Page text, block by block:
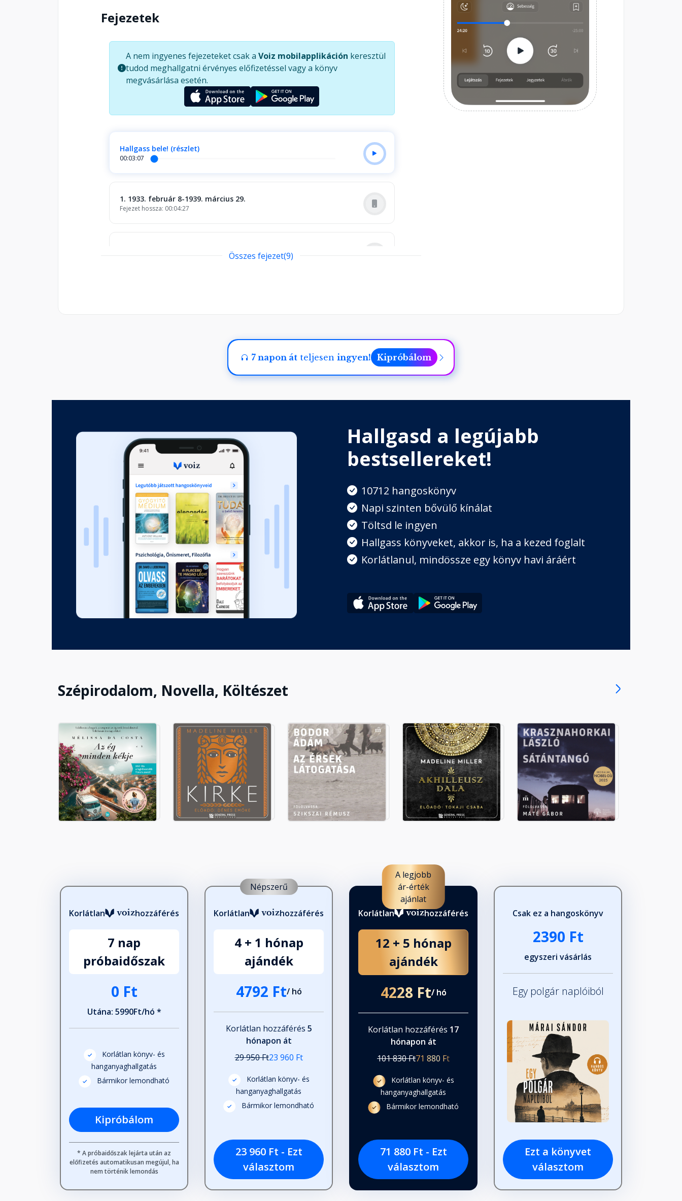
Fejezetek
A nem ingyenes fejezeteket csak a Voiz mobilapplikáción keresztül
tudod meghallgatni érvényes előfizetéssel vagy a könyv
megvásárlása esetén.
Hallgass bele! (részlet)
00:03:07
1. 1933. február 8-1939. március 29.
Fejezet hossza: 00:04:27
2. 1940. április 11-1944. december 26.
4. 1948. február 19-1948. augusztus 24.
5. 1948. november 1-1952. április 26.
6. 1956. február 25-1956. december 24.
Fejezet hossza: 00:08:09
7. 1959. karácsony-1980. április 11.
Fejezet hossza: 00:08:39
8. 1981. július 8-1989. január 15.
Fejezet hossza: 00:10:47
Összes fejezet(9)
7 napon át teljesen ingyen! Kipróbálom
Hallgasd a legújabb
bestsellereket!
10712 hangoskönyv
Napi szinten bővülő kínálat
Töltsd le ingyen
Hallgass könyveket, akkor is, ha a kezed foglalt
Korlátlanul, mindössze egy könyv havi áráért
Szépirodalom, Novella, Költészet
Korlátlan hozzáférés
7 nap
próbaidőszak
0 Ft
Utána: 5990Ft/hó *
Korlátlan könyv- és
hanganyaghallgatás
Bármikor lemondható
Kipróbálom
* A próbaidőszak lejárta után az
előfizetés automatikusan megújul, ha
nem történik lemondás
Népszerű
Korlátlan hozzáférés
4 + 1 hónap
ajándék
4792 Ft/ hó
Korlátlan hozzáférés 5
hónapon át
29 950 Ft23 960 Ft
Korlátlan könyv- és
hanganyaghallgatás
Bármikor lemondható
23 960 Ft - Ezt
választom
A legjobb
ár-érték
ajánlat
Korlátlan
hozzáférés
12 + 5 hónap
ajándék
4228 Ft/ hó
Korlátlan hozzáférés 17
hónapon át
101 830 Ft71 880 Ft
Korlátlan könyv- és
hanganyaghallgatás
Bármikor lemondható
71 880 Ft - Ezt
választom
Csak ez a hangoskönyv
2390 Ft
egyszeri vásárlás
Egy polgár naplóiból
Ezt a könyvet
választom